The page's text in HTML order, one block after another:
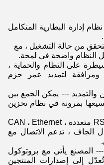
إدارة البطارية المتكامل
من حالة التشغيل ، مع
على النظام والحماية ،
لتمديد عمر حزم
والتمديد --- يمكن الجمع بين
بمرونة في نظام تخزين
※ واجهات الاتصال الوفيرة --- RS485 متعددة ، CAN ، Ethernet
الجاف ، تدعم الاتصال مع
المصنع يأتي مع بروتوكول
إلى إصدارات المنتجين